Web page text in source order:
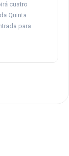
cuatro
Quinta
para